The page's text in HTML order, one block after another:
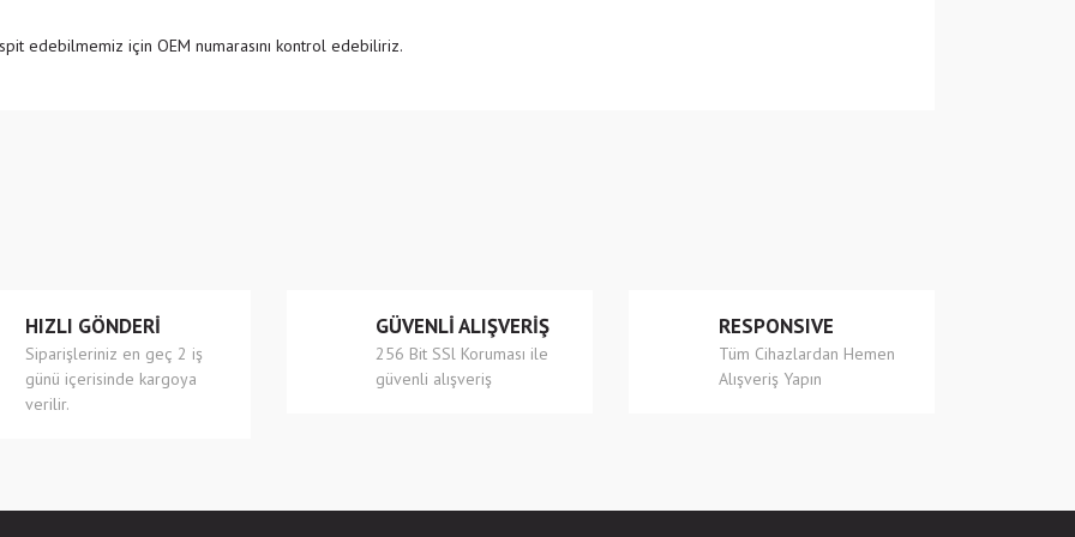
edebilmemiz için OEM numarasını kontrol edebiliriz.
HIZLI GÖNDERİ
Siparişleriniz en geç 2 iş
günü içerisinde kargoya
verilir.
GÜVENLİ ALIŞVERİŞ
256 Bit SSl Koruması ile
güvenli alışveriş
RESPONSIVE
Tüm Cihazlardan Hemen
Alışveriş Yapın